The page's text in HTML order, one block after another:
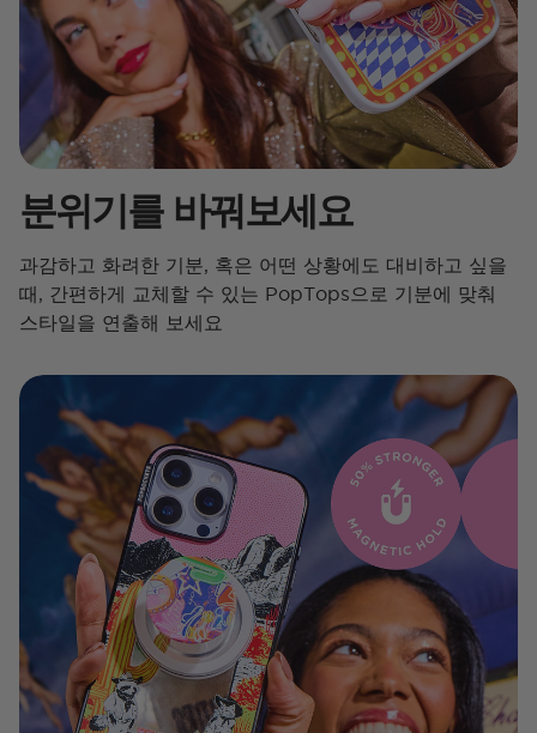
분위기를 바꿔보세요
과감하고 화려한 기분, 혹은 어떤 상황에도 대비하고 싶을
때, 간편하게 교체할 수 있는 PopTops으로 기분에 맞춰
스타일을 연출해 보세요